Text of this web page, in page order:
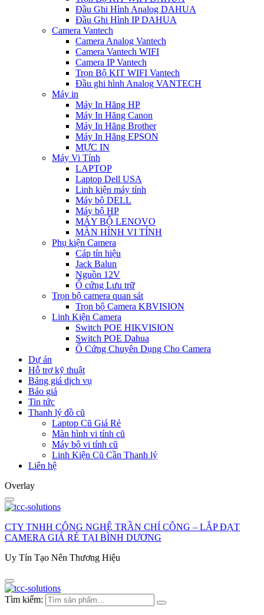
Đầu Ghi Hình Analog DAHUA
Đầu Ghi Hình IP DAHUA
Camera Vantech
Camera Analog Vantech
Camera Vantech WIFI
Camera IP Vantech
Trọn Bộ KIT WIFI Vantech
Đầu ghi hình Analog VANTECH
Máy in
Máy In Hãng HP
Máy In Hãng Canon
Máy In Hãng Brother
Máy In Hãng EPSON
MỰC IN
Máy Vi Tính
LAPTOP
Laptop Dell USA
Linh kiện máy tính
Máy bộ DELL
Máy bộ HP
MÁY BỘ LENOVO
MÀN HÌNH VI TÍNH
Phụ kiện Camera
Cáp tín hiệu
Jack Balun
Nguồn 12V
Ổ cứng Lưu trữ
Trọn bộ camera quan sát
Trọn bộ Camera KBVISION
Linh Kiện Camera
Switch POE HIKVISION
Switch POE Dahua
Ổ Cứng Chuyên Dụng Cho Camera
Dự án
Hỗ trợ kỹ thuật
Bảng giá dịch vụ
Báo giá
Tin tức
Thanh lý đồ cũ
Laptop Cũ Giá Rẻ
Màn hình vi tính cũ
Máy bộ vi tính cũ
Linh Kiện Cũ Cần Thanh lý
Liên hệ
Overlay
CTY TNHH CÔNG NGHỆ TRẦN CHÍ CÔNG – LẮP ĐẠT
CAMERA GIÁ RẺ TẠI BÌNH DƯƠNG
Uy Tín Tạo Nên Thương Hiệu
Tìm kiếm: